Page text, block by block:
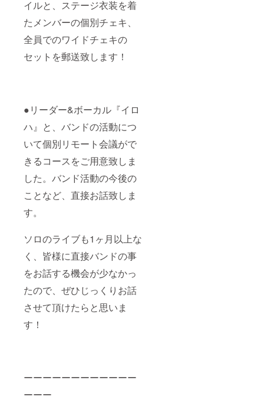
イルと、ステージ衣装を着
たメンバーの個別チェキ、
全員でのワイドチェキの
セットを郵送致します！
●リーダー&ボーカル『イロ
ハ』と、バンドの活動につ
いて個別リモート会議がで
きるコースをご用意致しま
した。バンド活動の今後の
ことなど、直接お話致しま
す。
ソロのライブも1ヶ月以上な
く、皆様に直接バンドの事
をお話する機会が少なかっ
たので、ぜひじっくりお話
させて頂けたらと思いま
す！
ーーーーーーーーーーーー
ーーー